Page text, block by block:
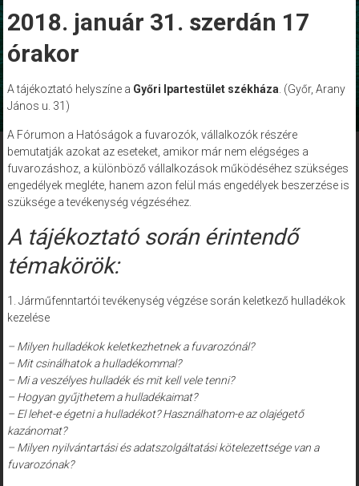
2018. január 31. szerdán 17
órakor
A tájékoztató helyszíne a Győri Ipartestület székháza. (Győr, Arany
János u. 31)
A Fórumon a Hatóságok a fuvarozók, vállalkozók részére
bemutatják azokat az eseteket, amikor már nem elégséges a
fuvarozáshoz, a különböző vállalkozások működéséhez szükséges
engedélyek megléte, hanem azon felül más engedélyek beszerzése is
szüksége a tevékenység végzéséhez.
A tájékoztató során érintendő
témakörök:
1. Járműfenntartói tevékenység végzése során keletkező hulladékok
kezelése
– Milyen hulladékok keletkezhetnek a fuvarozónál?
– Mit csinálhatok a hulladékommal?
– Mi a veszélyes hulladék és mit kell vele tenni?
– Hogyan gyűjthetem a hulladékaimat?
– El lehet-e égetni a hulladékot? Használhatom-e az olajégető
kazánomat?
– Milyen nyilvántartási és adatszolgáltatási kötelezettsége van a
fuvarozónak?